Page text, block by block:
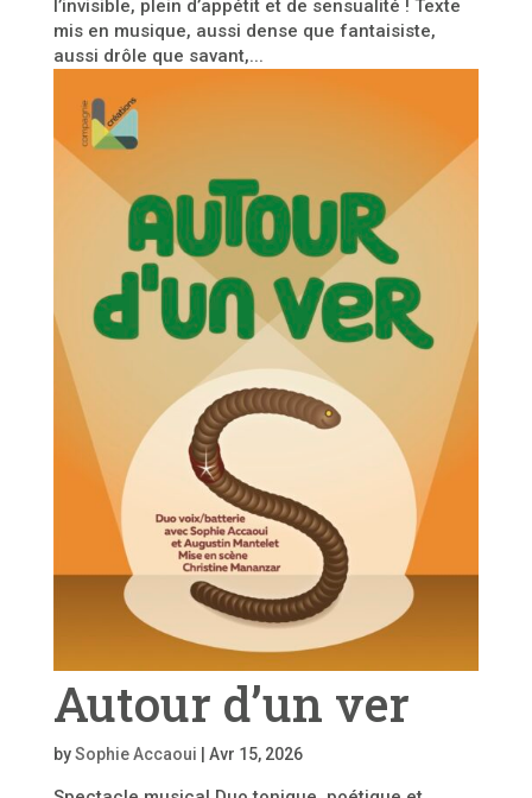
l’invisible, plein d’appétit et de sensualité ! Texte
mis en musique, aussi dense que fantaisiste,
aussi drôle que savant,...
Autour d’un ver
bySophie Accaoui Avr 15, 2026